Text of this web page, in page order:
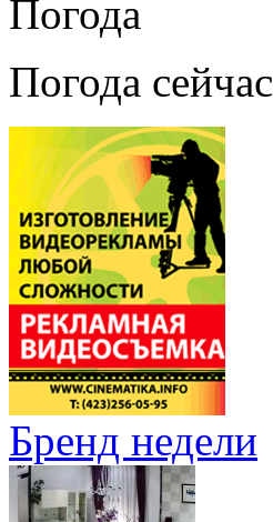
Погода
Погода сейчас
Бренд недели